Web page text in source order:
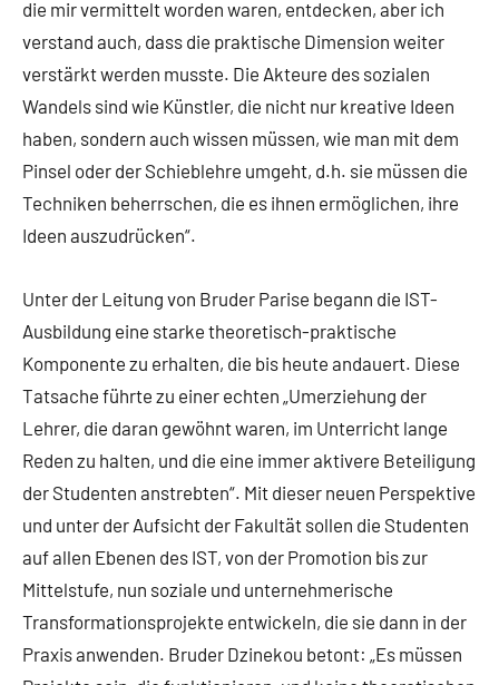
die mir vermittelt worden waren, entdecken, aber ich
verstand auch, dass die praktische Dimension weiter
verstärkt werden musste. Die Akteure des sozialen
Wandels sind wie Künstler, die nicht nur kreative Ideen
haben, sondern auch wissen müssen, wie man mit dem
Pinsel oder der Schieblehre umgeht, d.h. sie müssen die
Techniken beherrschen, die es ihnen ermöglichen, ihre
Ideen auszudrücken“.
Unter der Leitung von Bruder Parise begann die IST-
Ausbildung eine starke theoretisch-praktische
Komponente zu erhalten, die bis heute andauert. Diese
Tatsache führte zu einer echten „Umerziehung der
Lehrer, die daran gewöhnt waren, im Unterricht lange
Reden zu halten, und die eine immer aktivere Beteiligung
der Studenten anstrebten“. Mit dieser neuen Perspektive
und unter der Aufsicht der Fakultät sollen die Studenten
auf allen Ebenen des IST, von der Promotion bis zur
Mittelstufe, nun soziale und unternehmerische
Transformationsprojekte entwickeln, die sie dann in der
Praxis anwenden. Bruder Dzinekou betont: „Es müssen